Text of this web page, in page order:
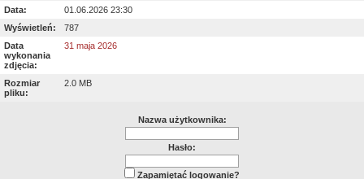
Data:
01.06.2026 23:30
Wyświetleń:
787
Data
wykonania
zdjęcia:
31 maja 2026
Rozmiar
pliku:
2.0 MB
Nazwa użytkownika:
Hasło:
Zapamiętać logowanie?